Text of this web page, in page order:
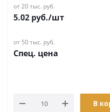
от 20 тыс. руб.
5.02 руб./шт
от 50 тыс. руб.
Спец. цена
В